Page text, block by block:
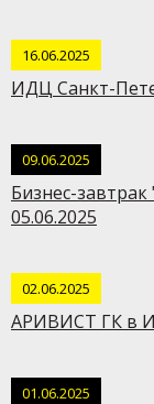
16.06.2025
ИДЦ Санкт-
09.06.2025
Бизнес-
05.06.2025
02.06.2025
АРИВИСТ ГК в
01.06.2025